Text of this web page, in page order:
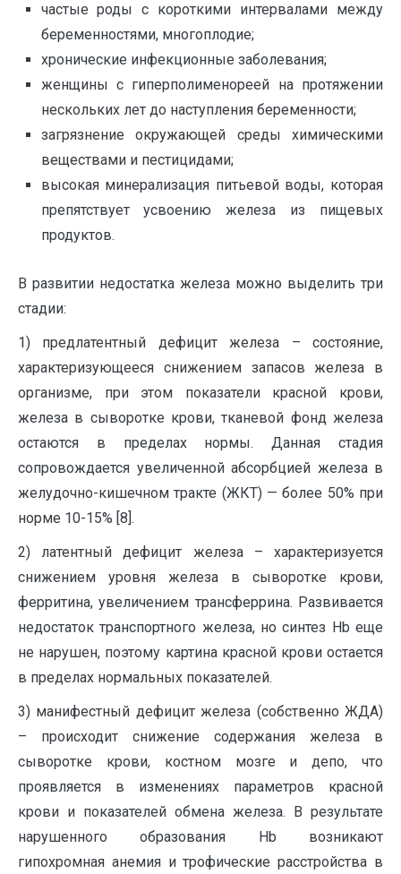
частые роды с короткими интервалами между
беременностями, многоплодие;
хронические инфекционные заболевания;
женщины с гиперполименореей на протяжении
нескольких лет до наступления беременности;
загрязнение окружающей среды химическими
веществами и пестицидами;
высокая минерализация питьевой воды, которая
препятствует усвоению железа из пищевых
продуктов.
В развитии недостатка железа можно выделить три
стадии:
1) предлатентный дефицит железа – состояние,
характеризующееся снижением запасов железа в
организме, при этом показатели красной крови,
железа в сыворотке крови, тканевой фонд железа
остаются в пределах нормы. Данная стадия
сопровождается увеличенной абсорбцией железа в
желудочно-кишечном тракте (ЖКТ) — более 50% при
норме 10-15% [8].
2) латентный дефицит железа – характеризуется
снижением уровня железа в сыворотке крови,
ферритина, увеличением трансферрина. Развивается
недостаток транспортного железа, но синтез Hb еще
не нарушен, поэтому картина красной крови остается
в пределах нормальных показателей.
3) манифестный дефицит железа (собственно ЖДА)
– происходит снижение содержания железа в
сыворотке крови, костном мозге и депо, что
проявляется в изменениях параметров красной
крови и показателей обмена железа. В результате
нарушенного образования Hb возникают
гипохромная анемия и трофические расстройства в